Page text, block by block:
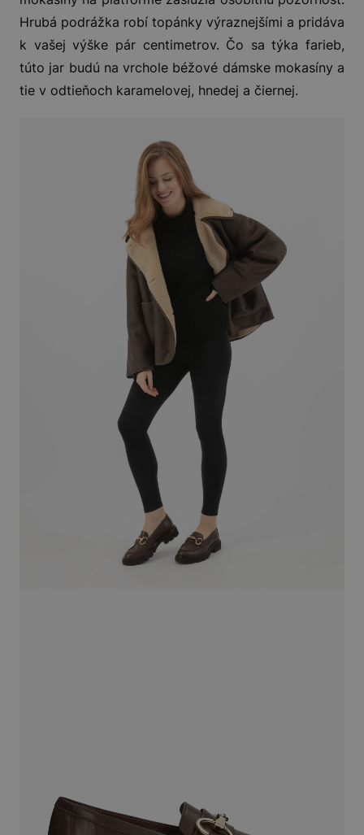
Hrubá podrážka robí topánky výraznejšími a pridáva
k vašej výške pár centimetrov. Čo sa týka farieb,
túto jar budú na vrchole béžové dámske mokasíny a
tie v odtieňoch karamelovej, hnedej a čiernej.